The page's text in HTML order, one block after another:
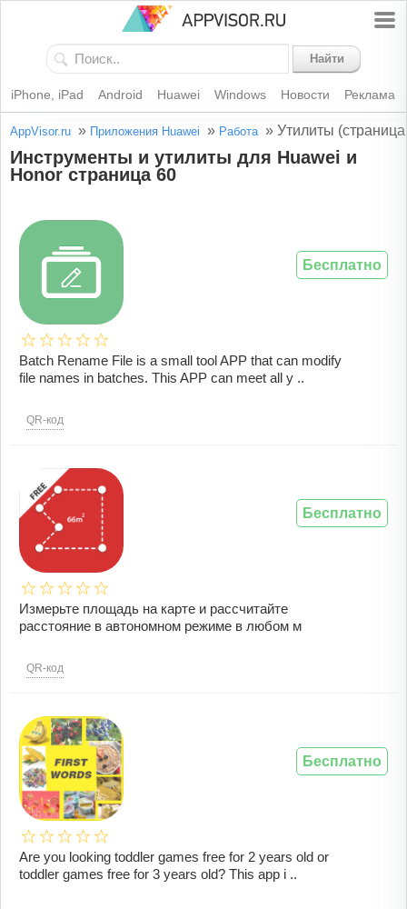
Найти
iPhone, iPad Android Huawei Windows Новости Реклама
AppVisor.ru » Приложения Huawei » Работа » Утилиты
Инструменты и утилиты для Huawei и
Honor страница 60
Batch Rename File is a small tool APP that can modify
file names in batches. This APP can meet all y ..
QR-код
Бесплатно
Измерьте площадь на карте и рассчитайте
расстояние в автономном режиме в любом м
QR-код
Бесплатно
Are you looking toddler games free for 2 years old or
toddler games free for 3 years old? This app i ..
Бесплатно